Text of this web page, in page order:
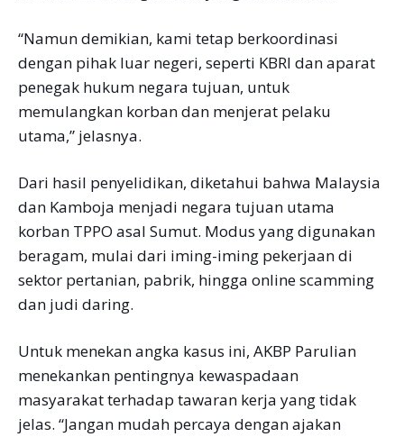
“Namun demikian, kami tetap berkoordinasi
dengan pihak luar negeri, seperti KBRI dan aparat
penegak hukum negara tujuan, untuk
memulangkan korban dan menjerat pelaku
utama,” jelasnya.
Dari hasil penyelidikan, diketahui bahwa Malaysia
dan Kamboja menjadi negara tujuan utama
korban TPPO asal Sumut. Modus yang digunakan
beragam, mulai dari iming-iming pekerjaan di
sektor pertanian, pabrik, hingga online scamming
dan judi daring.
Untuk menekan angka kasus ini, AKBP Parulian
menekankan pentingnya kewaspadaan
masyarakat terhadap tawaran kerja yang tidak
jelas. “Jangan mudah percaya dengan ajakan